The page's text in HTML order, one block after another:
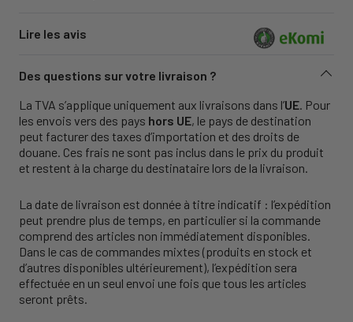
Lire les avis
Des questions sur votre livraison ?
La TVA s’applique uniquement aux livraisons dans l’UE. Pour
les envois vers des pays hors UE, le pays de destination
peut facturer des taxes d’importation et des droits de
douane. Ces frais ne sont pas inclus dans le prix du produit
et restent à la charge du destinataire lors de la livraison.
La date de livraison est donnée à titre indicatif : l’expédition
peut prendre plus de temps, en particulier si la commande
comprend des articles non immédiatement disponibles.
Dans le cas de commandes mixtes (produits en stock et
d’autres disponibles ultérieurement), l’expédition sera
effectuée en un seul envoi une fois que tous les articles
seront prêts.